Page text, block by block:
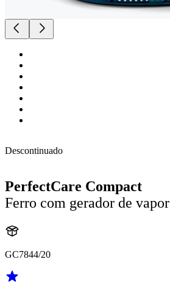
Descontinuado
PerfectCare Compact
Ferro com gerador de vapor
GC7844/20